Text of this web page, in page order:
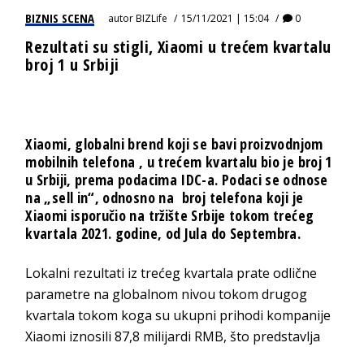
BIZNIS SCENA autorBIZLife 15/11/2021 | 15:04 0
Rezultati su stigli, Xiaomi u trećem kvartalu
broj 1 u Srbiji
Xiaomi, globalni brend koji se bavi proizvodnjom
mobilnih telefona , u trećem kvartalu bio je broj 1
u Srbiji, prema podacima IDC-a. Podaci se odnose
na „sell in“, odnosno na broj telefona koji je
Xiaomi isporučio na tržište Srbije tokom trećeg
kvartala 2021. godine, od Jula do Septembra.
Lokalni rezultati iz trećeg kvartala prate odlične
parametre na globalnom nivou tokom drugog
kvartala tokom koga su ukupni prihodi kompanije
Xiaomi iznosili 87,8 milijardi RMB, što predstavlja